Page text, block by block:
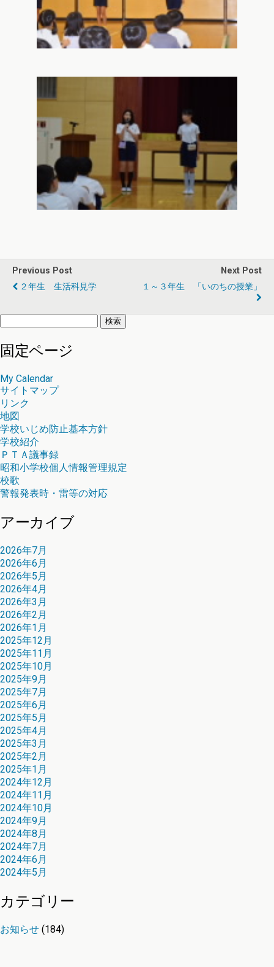
Previous Post
２年生 生活科見学
Next Post
１～３年生 「いのちの授業」
固定ページ
My Calendar
サイトマップ
リンク
地図
学校いじめ防止基本方針
学校紹介
ＰＴＡ議事録
昭和小学校個人情報管理規定
校歌
警報発表時・雷等の対応
アーカイブ
2026年7月
2026年6月
2026年5月
2026年4月
2026年3月
2026年2月
2026年1月
2025年12月
2025年11月
2025年10月
2025年9月
2025年7月
2025年6月
2025年5月
2025年4月
2025年3月
2025年2月
2025年1月
2024年12月
2024年11月
2024年10月
2024年9月
2024年8月
2024年7月
2024年6月
2024年5月
カテゴリー
お知らせ (184)